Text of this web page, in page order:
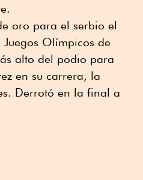
oro para el serbio el
Olímpicos de
alto del podio para
en su carrera, la
Derrotó en la final a